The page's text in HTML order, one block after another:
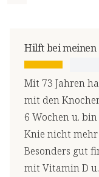
Hilft bei meinen
Mit 73 Jahren
mit den
6 Wochen u.
Knie nicht mehr
Besonders gut
mit Vitamin D